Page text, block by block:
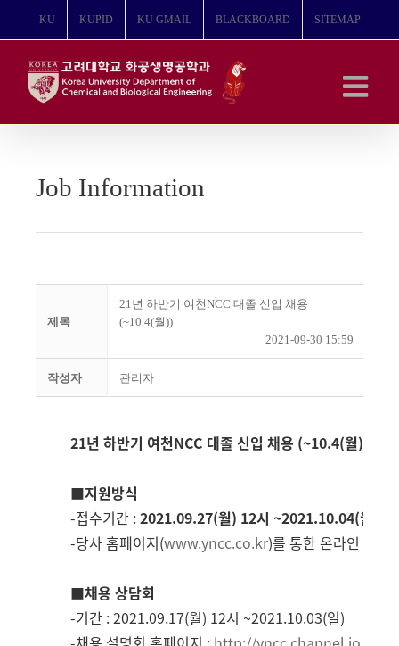
뛰
KU KUPID KU GMAIL BLACKBOARD SITEMAP
Job Information
제목
21년 하반기 여천NCC 대졸 신입 채용
(~10.4(월))
2021-09-30 15:59
작성자 관리자
21년 하반기 여천NCC 대졸 신입 채용 (~10.4(월))
■지원방식
-접수기간 :2021.09.27(월) 12시 ~2021.10.04(월
-당사 홈페이지(www.yncc.co.kr)를 통한 온라인 지원
■채용 상담회
-기간 : 2021.09.17(월) 12시 ~2021.10.03(일)